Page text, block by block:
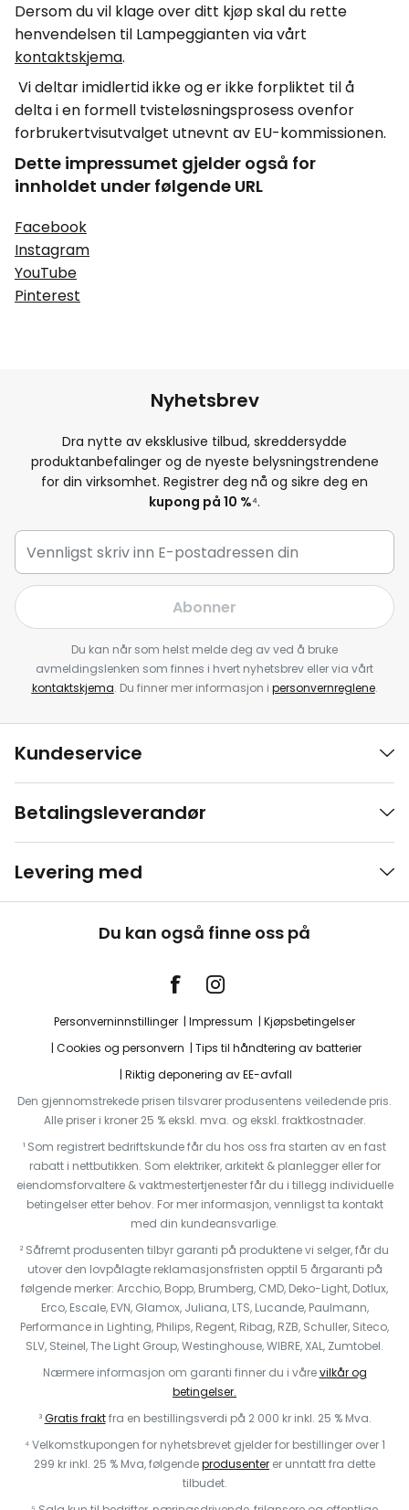
Dersom du vil klage over ditt kjøp skal du rette
henvendelsen til Lampeggianten via vårt
kontaktskjema.
Vi deltar imidlertid ikke og er ikke forpliktet til å
delta i en formell tvisteløsningsprosess ovenfor
forbrukertvisutvalget utnevnt av EU-kommissionen.
Dette impressumet gjelder også for
innholdet under følgende URL
Facebook
Instagram
YouTube
Pinterest
Nyhetsbrev
Dra nytte av eksklusive tilbud, skreddersydde
produktanbefalinger og de nyeste belysningstrendene
for din virksomhet. Registrer deg nå og sikre deg en
kupong på 10 %⁴.
Abonner
Du kan når som helst melde deg av ved å bruke
avmeldingslenken som finnes i hvert nyhetsbrev eller via vårt
kontaktskjema. Du finner mer informasjon i personvernreglene.
Kundeservice
Betalingsleverandør
Levering med
Du kan også finne oss på
Personverninnstillinger Impressum
Kjøpsbetingelser
Cookies og personvern
Tips til håndtering av batterier
Riktig deponering av EE-avfall
Den gjennomstrekede prisen tilsvarer produsentens veiledende pris.
Alle priser i kroner 25 % ekskl. mva. og ekskl. fraktkostnader.
¹ Som registrert bedriftskunde får du hos oss fra starten av en fast
rabatt i nettbutikken. Som elektriker, arkitekt & planlegger eller for
eiendomsforvaltere & vaktmestertjenester får du i tillegg individuelle
betingelser etter behov. For mer informasjon, vennligst ta kontakt
med din kundeansvarlige.
² Såfremt produsenten tilbyr garanti på produktene vi selger, får du
utover den lovpålagte reklamasjonsfristen opptil 5 årgaranti på
følgende merker: Arcchio, Bopp, Brumberg, CMD, Deko-Light, Dotlux,
Erco, Escale, EVN, Glamox, Juliana, LTS, Lucande, Paulmann,
Performance in Lighting, Philips, Regent, Ribag, RZB, Schuller, Siteco,
SLV, Steinel, The Light Group, Westinghouse, WIBRE, XAL, Zumtobel.
Nærmere informasjon om garanti finner du i vårevilkår og
betingelser.
³Gratis fraktfra en bestillingsverdi på 2 000 kr inkl. 25 % Mva.
⁴ Velkomstkupongen for nyhetsbrevet gjelder for bestillinger over 1
299 kr inkl. 25 % Mva, følgendeprodusenter er unntatt fra dette
tilbudet.